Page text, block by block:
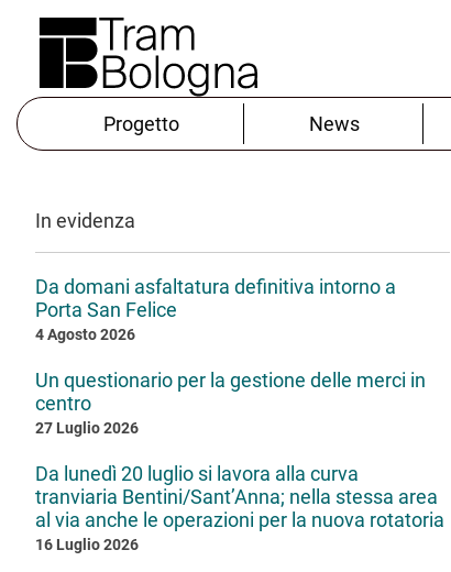
Progetto News
In evidenza
Da domani asfaltatura definitiva intorno a
Porta San Felice
4 Agosto 2026
Un questionario per la gestione delle merci in
centro
27 Luglio 2026
Da lunedì 20 luglio si lavora alla curva
tranviaria Bentini/Sant’Anna; nella stessa area
al via anche le operazioni per la nuova rotatoria
16 Luglio 2026